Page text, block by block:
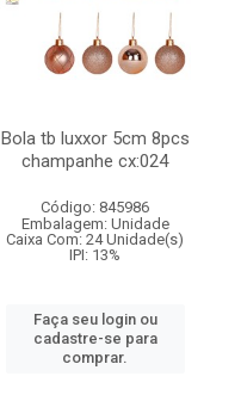
Bola tb luxxor 5cm 8pcs
champanhe cx:024
Código: 845986
Embalagem: Unidade
Caixa Com: 24 Unidade(s)
IPI: 13%
Faça seu login ou
cadastre-se para
comprar.